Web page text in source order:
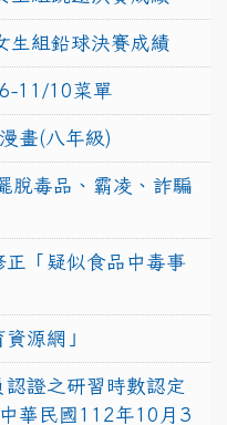
生組鉛球決賽成績
11/10菜單
畫(八年級)
脫毒品、霸凌、詐騙
「疑似食品中毒事
源網」
認證之研習時數認定
華民國112年10月3